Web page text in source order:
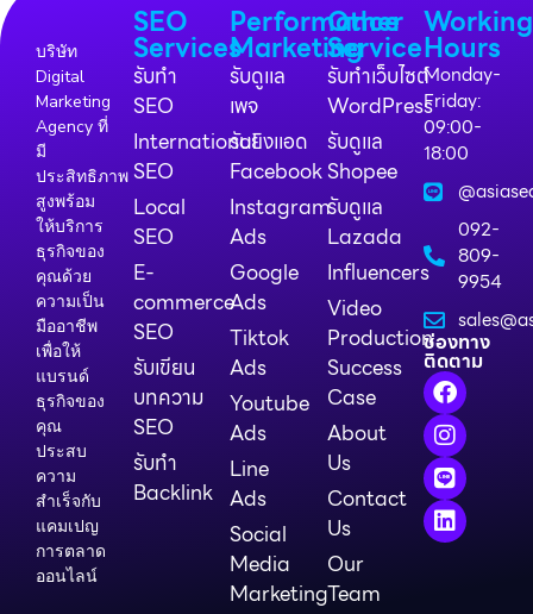
บริษัท
Digital
Marketing
Agency ที่
มี
ประสิทธิภาพ
สูงพร้อม
ให้บริการ
ธุรกิจของ
คุณด้วย
ความเป็น
มืออาชีพ
เพื่อให้
แบรนด์
ธุรกิจของ
คุณ
ประสบ
ความ
สำเร็จกับ
แคมเปญ
การตลาด
ออนไลน์
SEO
Services
รับทำ
SEO
International
SEO
Local
SEO
E-
commerce
SEO
รับเขียน
บทความ
SEO
รับทำ
Backlink
Performance
Marketing
รับดูแล
เพจ
รับยิงแอด
Facebook
Instagram
Ads
Google
Ads
Tiktok
Ads
Youtube
Ads
Line
Ads
Social
Media
Marketing
Other
Service
รับทำเว็บไซต์
WordPress
รับดูแล
Shopee
รับดูแล
Lazada
Influencers
Video
Production
Success
Case
About
Us
Contact
Us
Our
Team
Working
Hours
Monday-
Friday:
09:00-
18:00
092-
809-
9954
ช่องทาง
ติดตาม